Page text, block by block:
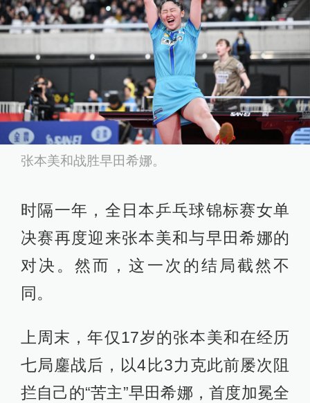
张本美和战胜早田希娜。
时隔一年，全日本乒乓球锦标赛女单
决赛再度迎来张本美和与早田希娜的
对决。然而，这一次的结局截然不
同。
上周末，年仅17岁的张本美和在经历
七局鏖战后，以4比3力克此前屡次阻
拦自己的“苦主”早田希娜，首度加冕全